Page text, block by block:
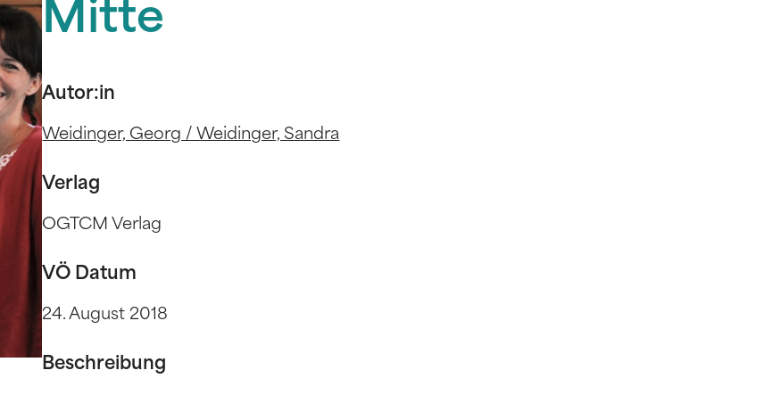
Mitte
Autor:in
Weidinger, Georg / Weidinger, Sandra
Verlag
OGTCM Verlag
VÖ Datum
24. August 2018
Beschreibung